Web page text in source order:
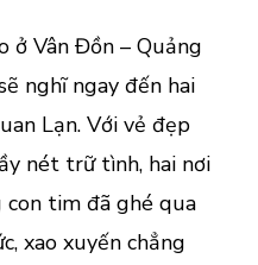
ở Vân Đồn – Quảng
nghĩ ngay đến hai
Lạn. Với vẻ đẹp
nét trữ tình, hai nơi
con tim đã ghé qua
xao xuyến chẳng